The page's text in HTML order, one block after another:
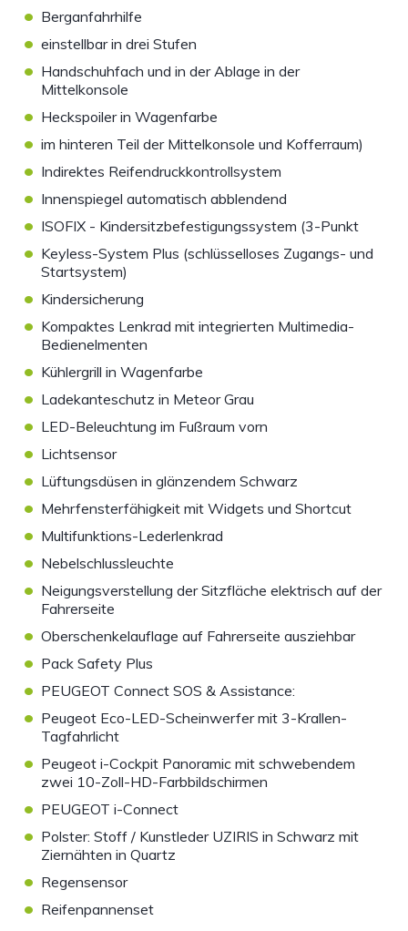
• Berganfahrhilfe
• einstellbar in drei Stufen
• Handschuhfach und in der Ablage in der
Mittelkonsole
• Heckspoiler in Wagenfarbe
• im hinteren Teil der Mittelkonsole und Kofferraum)
• Indirektes Reifendruckkontrollsystem
• Innenspiegel automatisch abblendend
• ISOFIX - Kindersitzbefestigungssystem (3-Punkt
• Keyless-System Plus (schlüsselloses Zugangs- und
Startsystem)
• Kindersicherung
• Kompaktes Lenkrad mit integrierten Multimedia-
Bedienelmenten
• Kühlergrill in Wagenfarbe
• Ladekanteschutz in Meteor Grau
• LED-Beleuchtung im Fußraum vorn
• Lichtsensor
• Lüftungsdüsen in glänzendem Schwarz
• Mehrfensterfähigkeit mit Widgets und Shortcut
• Multifunktions-Lederlenkrad
• Nebelschlussleuchte
• Neigungsverstellung der Sitzfläche elektrisch auf der
Fahrerseite
• Oberschenkelauflage auf Fahrerseite ausziehbar
• Pack Safety Plus
• PEUGEOT Connect SOS & Assistance:
• Peugeot Eco-LED-Scheinwerfer mit 3-Krallen-
Tagfahrlicht
• Peugeot i-Cockpit Panoramic mit schwebendem
zwei 10-Zoll-HD-Farbbildschirmen
• PEUGEOT i-Connect
• Polster: Stoff / Kunstleder UZIRIS in Schwarz mit
Ziernähten in Quartz
• Regensensor
• Reifenpannenset